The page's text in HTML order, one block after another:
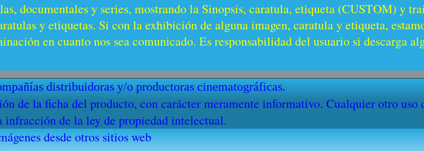
documentales y series, mostrando la Sinopsis, caratula, etiqueta (CUSTOM) y
y etiquetas. Si con la exhibición de alguna imagen, caratula y etiqueta,
en cuanto nos sea comunicado. Es responsabilidad del usuario si descarga
distribuidoras y/o productoras cinematográficas.
de la ficha del producto, con carácter meramente informativo. Cualquier otro uso
de la ley de propiedad intelectual.
desde otros sitios web